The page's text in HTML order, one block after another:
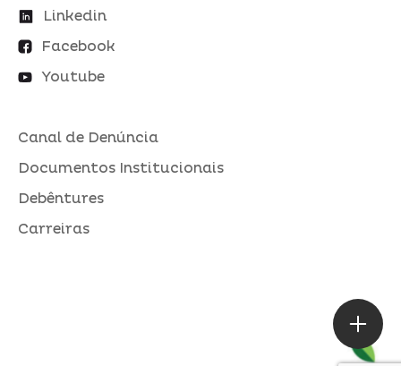
Linkedin
Facebook
Youtube
Canal de Denúncia
Documentos Institucionais
Debêntures
Carreiras